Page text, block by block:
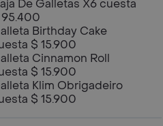
De Galletas X6 cuesta
Birthday Cake
$ 15.900
Cinnamon Roll
$ 15.900
Klim Obrigadeiro
$ 15.900